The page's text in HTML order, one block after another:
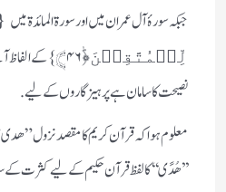
جبکہ سورۂ آل عمران میں اور سورۃ المائدۃ میں
لِّلۡمُتَّقِیۡنَ
﴿ؕ۴۶﴾} کے
نصیحت کا سامان ہےپرہیز گاروں کے لیے.
معلوم ہوا کہ قرآن کریم کا مقصد نزول”
’’ھُدًی‘‘ کا لفظ قرآن حکیم کے لیے کثرت کے